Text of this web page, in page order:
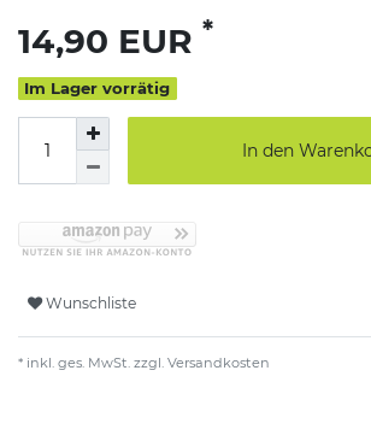
14,90 EUR *
Im Lager vorrätig
In den
Wunschliste
* inkl. ges. MwSt. zzgl. Versandkosten